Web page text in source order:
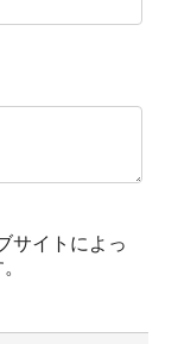
サイトによっ